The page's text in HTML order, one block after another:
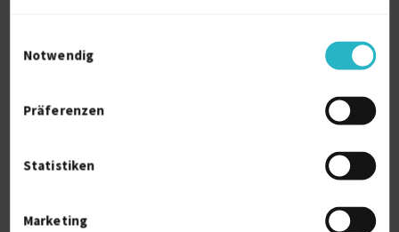
Notwendig
Präferenzen
Statistiken
Marketing
SAP Full-Stack Architect | SAP BTP (CAP,
zuletzt online vor wenigen Tagen
SAP Fiori
6 J.